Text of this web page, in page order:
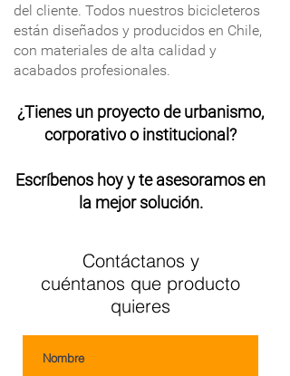
del cliente. Todos nuestros bicicleteros
están diseñados y producidos en Chile,
con materiales de alta calidad y
acabados profesionales.
¿Tienes un proyecto de urbanismo,
corporativo o institucional?
Escríbenos hoy y te asesoramos en
la mejor solución.
Contáctanos y
cuéntanos que producto
quieres